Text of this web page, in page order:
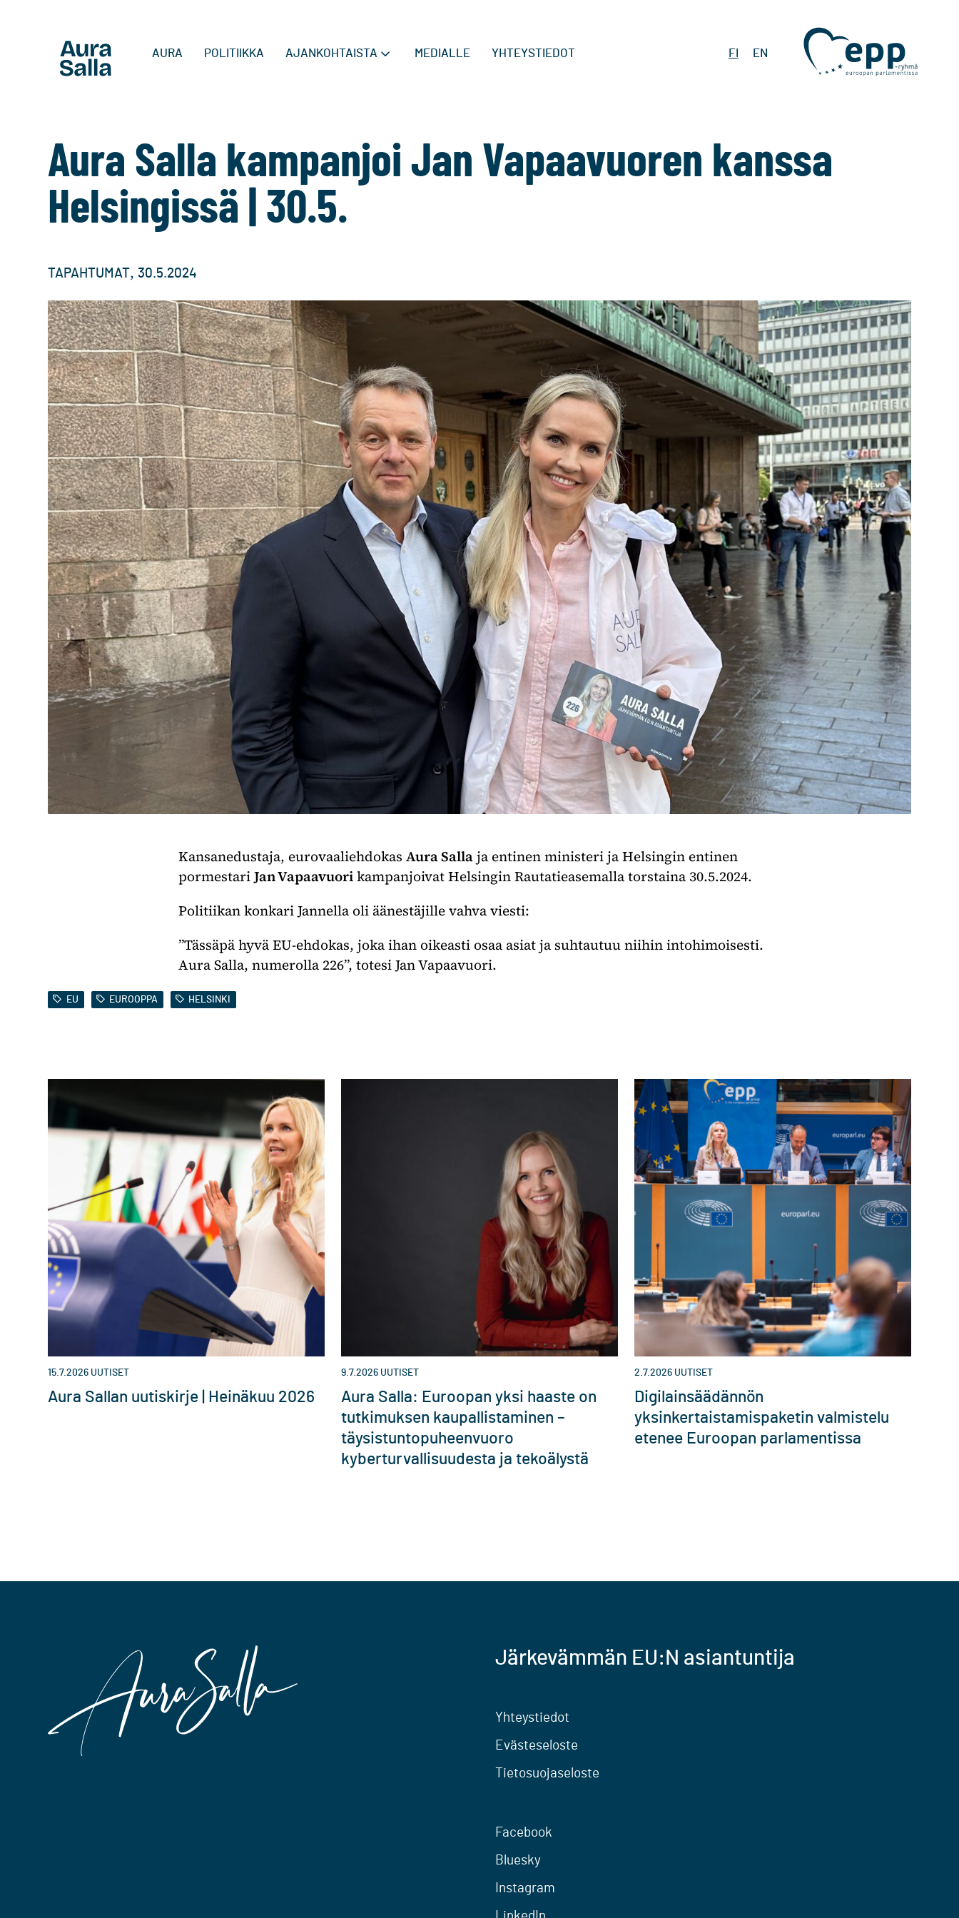
AURA POLITIIKKA AJANKOHTAISTA MEDIALLE YHTEYSTIEDOT FI EN
Aura Salla kampanjoi Jan Vapaavuoren kanssa
Helsingissä | 30.5.
TAPAHTUMAT ,30.5.2024
Kansanedustaja, eurovaaliehdokas Aura Sallaja entinen ministeri ja Helsingin entinen
pormestariJan Vapaavuorikampanjoivat Helsingin Rautatieasemalla torstaina 30.5.2024.
Politiikan konkari Jannella oli äänestäjille vahva viesti:
”Tässäpä hyvä EU-ehdokas, joka ihan oikeasti osaa asiat ja suhtautuu niihin intohimoisesti.
Aura Salla, numerolla 226”, totesi Jan Vapaavuori.
EU EUROOPPA HELSINKI
15.7.2026 UUTISET
Aura Sallan uutiskirje | Heinäkuu 2026
9.7.2026 UUTISET
Aura Salla: Euroopan yksi haaste on
tutkimuksen kaupallistaminen –
täysistuntopuheenvuoro
kyberturvallisuudesta ja tekoälystä
2.7.2026 UUTISET
Digilainsäädännön
yksinkertaistamispaketin valmistelu
etenee Euroopan parlamentissa
Järkevämmän EU:N asiantuntija
Yhteystiedot
Evästeseloste
Tietosuojaseloste
Facebook
Bluesky
Instagram